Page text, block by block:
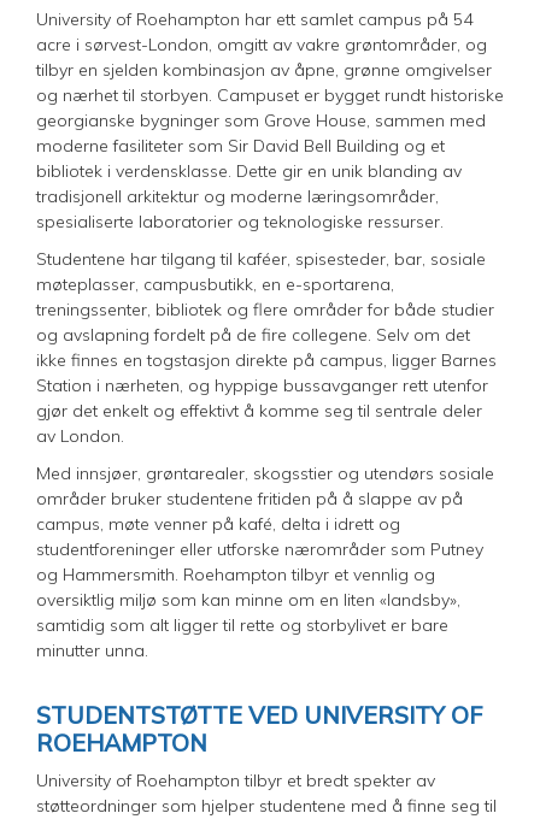
University of Roehampton har ett samlet campus på 54
acre i sørvest-London, omgitt av vakre grøntområder, og
tilbyr en sjelden kombinasjon av åpne, grønne omgivelser
og nærhet til storbyen. Campuset er bygget rundt historiske
georgianske bygninger som Grove House, sammen med
moderne fasiliteter som Sir David Bell Building og et
bibliotek i verdensklasse. Dette gir en unik blanding av
tradisjonell arkitektur og moderne læringsområder,
spesialiserte laboratorier og teknologiske ressurser.
Studentene har tilgang til kaféer, spisesteder, bar, sosiale
møteplasser, campusbutikk, en e-sportarena,
treningssenter, bibliotek og flere områder for både studier
og avslapning fordelt på de fire collegene. Selv om det
ikke finnes en togstasjon direkte på campus, ligger Barnes
Station i nærheten, og hyppige bussavganger rett utenfor
gjør det enkelt og effektivt å komme seg til sentrale deler
av London.
Med innsjøer, grøntarealer, skogsstier og utendørs sosiale
områder bruker studentene fritiden på å slappe av på
campus, møte venner på kafé, delta i idrett og
studentforeninger eller utforske nærområder som Putney
og Hammersmith. Roehampton tilbyr et vennlig og
oversiktlig miljø som kan minne om en liten «landsby»,
samtidig som alt ligger til rette og storbylivet er bare
minutter unna.
STUDENTSTØTTE VED UNIVERSITY OF
ROEHAMPTON
University of Roehampton tilbyr et bredt spekter av
støtteordninger som hjelper studentene med å finne seg til